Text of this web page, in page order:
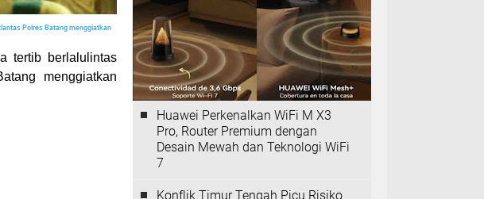
Polres Batang menggiatkan
tertib berlalulintas
menggiatkan
Huawei Perkenalkan WiFi M X3
Pro, Router Premium dengan
Desain Mewah dan Teknologi WiFi
7
Konflik Timur Tengah Picu Risiko